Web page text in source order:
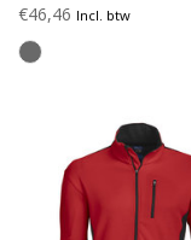
€46,46 Incl. btw